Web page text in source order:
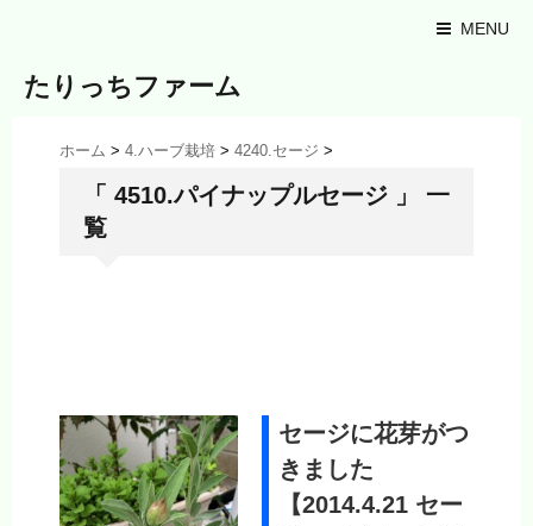
MENU
たりっちファーム
ホーム > 4.ハーブ栽培 > 4240.セージ >
「 4510.パイナップルセージ 」 一
覧
セージに花芽がつ
きました
【2014.4.21 セー